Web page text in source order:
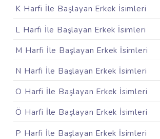
K Harfi İle Başlayan Erkek İsimleri
L Harfi İle Başlayan Erkek İsimleri
M Harfi İle Başlayan Erkek İsimleri
N Harfi İle Başlayan Erkek İsimleri
O Harfi İle Başlayan Erkek İsimleri
Ö Harfi İle Başlayan Erkek İsimleri
P Harfi İle Başlayan Erkek İsimleri